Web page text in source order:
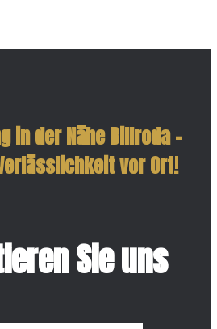
in der Nähe Billroda –
vor Ort!
Sie uns